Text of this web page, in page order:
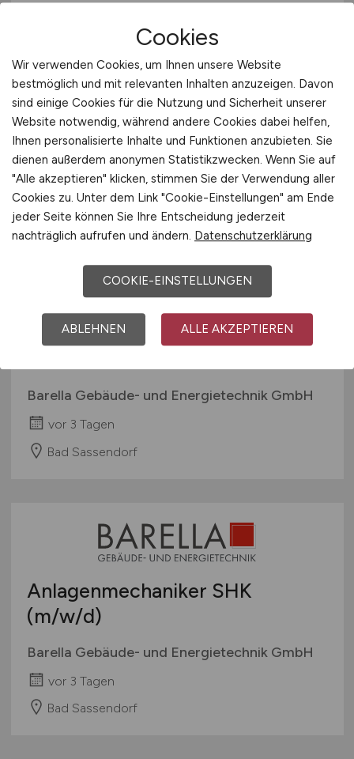
Kälteanlagenbauer(m/w/d)
Barella Gebäude- und Energietechnik GmbH
vor 3 Tagen
Bad Sassendorf
Barella Gebäude- und Energietechnik GmbH
vor 3 Tagen
Bad Sassendorf
Anlagenmechaniker SHK
(m/w/d)
Barella Gebäude- und Energietechnik GmbH
vor 3 Tagen
Bad Sassendorf
Cookies
Wir verwenden Cookies, um Ihnen unsere Website
bestmöglich und mit relevanten Inhalten anzuzeigen. Davon
sind einige Cookies für die Nutzung und Sicherheit unserer
Website notwendig, während andere Cookies dabei helfen,
Ihnen personalisierte Inhalte und Funktionen anzubieten. Sie
dienen außerdem anonymen Statistikzwecken. Wenn Sie auf
"Alle akzeptieren" klicken, stimmen Sie der Verwendung aller
Cookies zu. Unter dem Link "Cookie-Einstellungen" am Ende
jeder Seite können Sie Ihre Entscheidung jederzeit
nachträglich aufrufen und ändern. Datenschutzerklärung
COOKIE-EINSTELLUNGEN
ABLEHNEN ALLE AKZEPTIEREN